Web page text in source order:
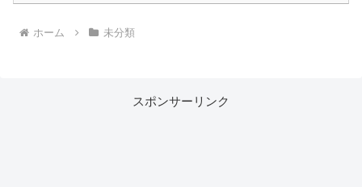
ホーム 未分類
スポンサーリンク